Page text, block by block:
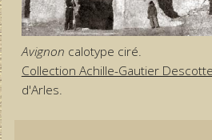
Avignon calotype ciré.
Collection Achille-Gautier
d'Arles.